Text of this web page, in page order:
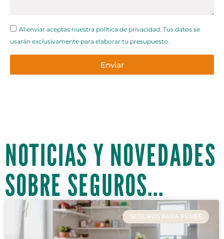
Al enviar aceptas nuestra política de privacidad. Tus datos se
usarán exclusivamente para elaborar tu presupuesto.
Enviar
NOTICIAS Y NOVEDADES
SOBRE SEGUROS...
SEGUROS PARA PYMES